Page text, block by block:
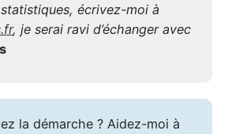
écrivez-moi à
, je serai ravi d’échanger avec
la démarche ? Aidez-moi à